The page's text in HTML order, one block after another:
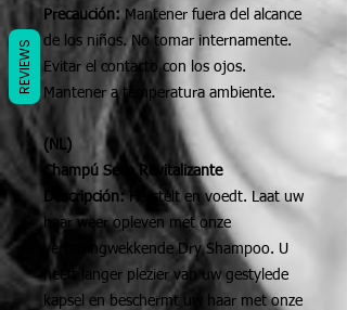
Precaución: Mantener fuera del alcance
de los niños. No tomar internamente.
Evitar el contacto con los ojos.
Mantener a temperatura ambiente.
(NL)
Champú Seco Revitalizante
Descripción:Herstelt en voedt. Laat uw
haar weer opleven met onze
verbazingwekkende Dry Shampoo. U
heeft langer plezier van uw gestylede
kapsel en beschermt uw haar met onze
REVIEWS